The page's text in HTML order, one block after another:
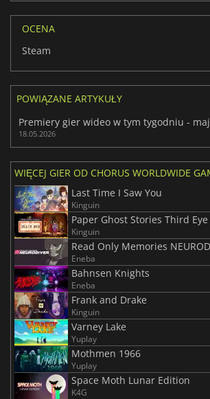
OCENA
Steam
POWIĄZANE ARTYKUŁY
18.05.2026
WIĘCEJ GIER OD CHORUS WORLDWIDE
Last Time I Saw You
Kinguin
Paper Ghost Stories Third
Kinguin
Read Only Memories
Eneba
Bahnsen Knights
Eneba
Frank and Drake
Kinguin
Varney Lake
Yuplay
Mothmen 1966
Yuplay
Space Moth Lunar Edition
K4G